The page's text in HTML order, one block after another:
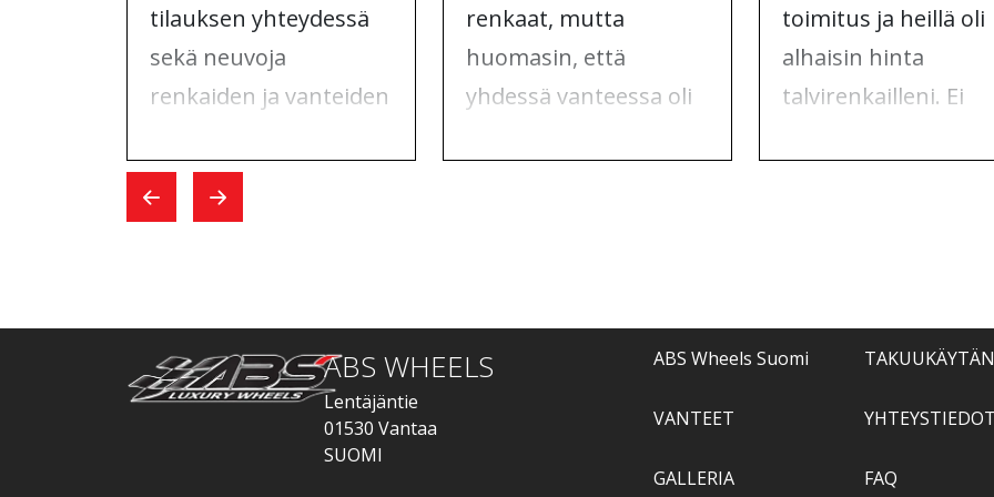
tilauksen yhteydessä
sekä neuvoja
renkaiden ja vanteiden
Vaihtopäivänä kaikki
sujui nopeasti.
renkaat, mutta
huomasin, että
yhdessä vanteessa oli
toimitus ja heillä oli
alhaisin hinta
talvirenkailleni. Ei
ABS WHEELS
Lentäjäntie
01530 Vantaa
SUOMI
ABS Wheels Suomi
VANTEET
GALLERIA
YHTEYSTIEDOT
FAQ